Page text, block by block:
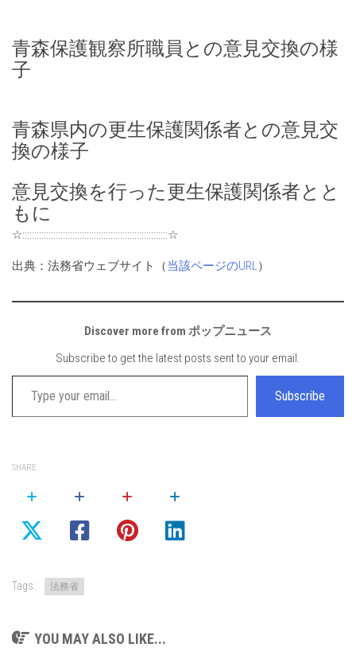
青森保護観察所職員との意見交換の様
子
青森県内の更生保護関係者との意見交
換の様子
意見交換を行った更生保護関係者とと
もに
☆:::::::::::::::::::::::::::::::::::::::::::::::::::::::::::::☆
出典：法務省ウェブサイト（当該ページのURL）
Discover more from ポップニュース
Subscribe to get the latest posts sent to your email.
Type your email…
Subscribe
SHARE
Tags: 法務省
YOU MAY ALSO LIKE...